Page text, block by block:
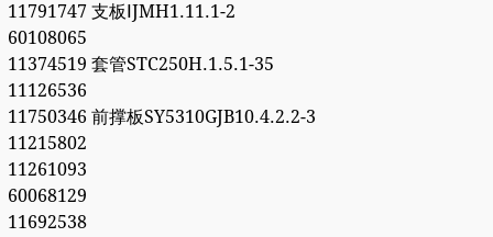
11791747 支板ⅠJMH1.11.1-2
60108065
11374519 套管STC250H.1.5.1-35
11126536
11750346 前撑板SY5310GJB10.4.2.2-3
11215802
11261093
60068129
11692538